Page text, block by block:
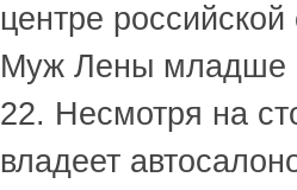
центре
Муж Лены младше
22. Несмотря на
владеет